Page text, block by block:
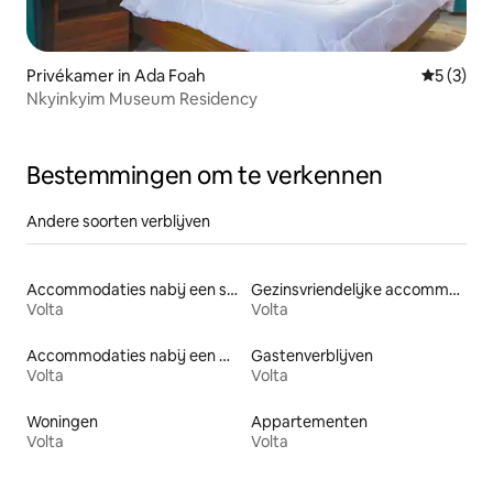
Privékamer in Ada Foah
5 (3)
Nkyinkyim Museum Residency
Bestemmingen om te verkennen
Andere soorten verblijven
Accommodaties nabij een strand
Volta
Gezinsvriendelijke accommodaties
Volta
Accommodaties nabij een meer
Volta
Gastenverblijven
Volta
Woningen
Volta
Appartementen
Volta